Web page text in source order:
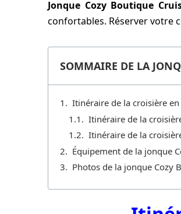
Jonque Cozy Boutique
confortables. Réserver votre
SOMMAIRE DE LA
Itinéraire de la croisière
Itinéraire de la
Itinéraire de la
Équipement de la jonque
Photos de la jonque Cozy